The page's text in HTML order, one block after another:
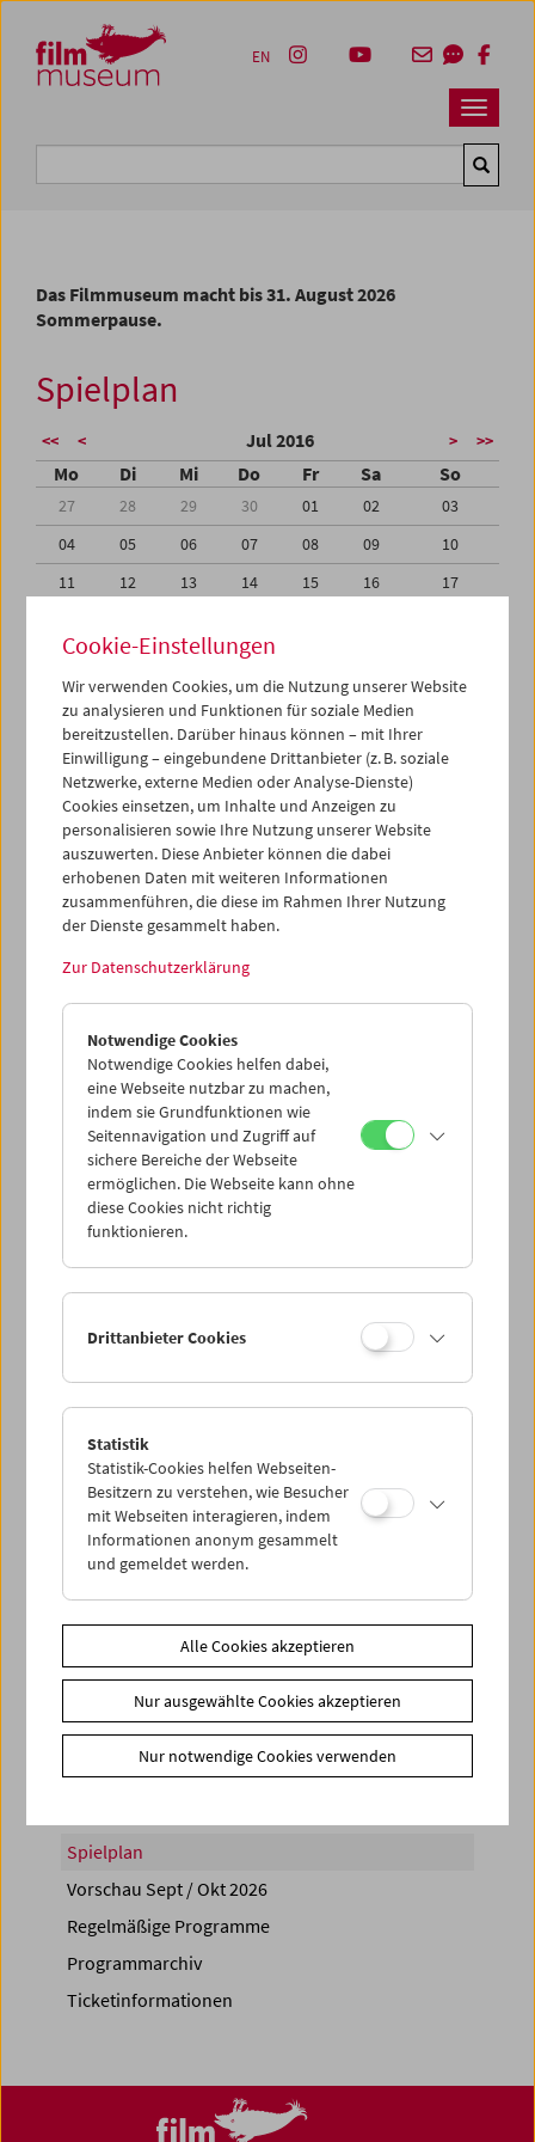
Zum Inhalt
Zum Hauptmenü
Zur Servicenavigation
Zum Suche
Navbar
EN
Das Filmmuseum macht bis 31. August 2026
Sommerpause.
Spielplan
<< < Jul 2016 > >>
Mo Di Mi Do Fr Sa So
27 28 29 30 01 02
03
04
05 06 07 08 09
10
11
12 13 14 15 16
17
25
26 27 28
01
02 03 04 05 06 07
iCalender
Programmheft-PDF
English language or subtitles
< Vorherige Woche
Mo 25.7.
Di 26.7.
Mi 27.7.
Do 28.7.
So 31.7.
PROGRAMM ÜBERBLICK
Spielplan
Vorschau Sept / Okt 2026
Regelmäßige Programme
Programmarchiv
Ticketinformationen
Cookie-Einstellungen
Wir verwenden Cookies, um die Nutzung unserer Website
zu analysieren und Funktionen für soziale Medien
bereitzustellen. Darüber hinaus können – mit Ihrer
Einwilligung – eingebundene Drittanbieter (z. B. soziale
Netzwerke, externe Medien oder Analyse-Dienste)
Cookies einsetzen, um Inhalte und Anzeigen zu
personalisieren sowie Ihre Nutzung unserer Website
auszuwerten. Diese Anbieter können die dabei
erhobenen Daten mit weiteren Informationen
zusammenführen, die diese im Rahmen Ihrer Nutzung
der Dienste gesammelt haben.
Zur Datenschutzerklärung
Notwendige Cookies
Notwendige Cookies helfen dabei,
eine Webseite nutzbar zu machen,
indem sie Grundfunktionen wie
Seitennavigation und Zugriff auf
sichere Bereiche der Webseite
ermöglichen. Die Webseite kann ohne
diese Cookies nicht richtig
funktionieren.
Drittanbieter Cookies
Statistik
Statistik-Cookies helfen Webseiten-
Besitzern zu verstehen, wie Besucher
mit Webseiten interagieren, indem
Informationen anonym gesammelt
und gemeldet werden.
Alle Cookies akzeptieren
Nur ausgewählte Cookies akzeptieren
Nur notwendige Cookies verwenden